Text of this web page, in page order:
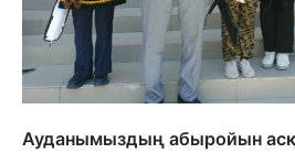
Ауданымыздың абыройын